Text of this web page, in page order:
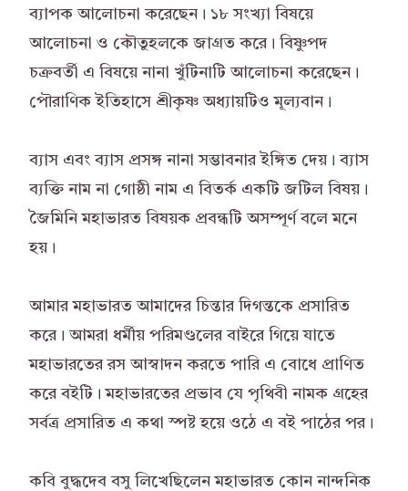
ব্যাপক আলোচনা করেছেন। ১৮ সংখ্যা বিষয়ে
আলোচনা ও কৌতুহলকে জাগ্রত করে। বিষ্ণুপদ
চক্রবর্তী এ বিষয়ে নানা খুঁটিনাটি আলোচনা করেছেন।
পৌরাণিক ইতিহাসে শ্রীকৃষ্ণ অধ্যায়টিও মূল্যবান।
ব্যাস এবং ব্যাস প্রসঙ্গ নানা সম্ভাবনার ইঙ্গিত দেয়। ব্যাস
ব্যক্তি নাম না গোষ্ঠী নাম এ বিতর্ক একটি জটিল বিষয়।
জৈমিনি মহাভারত বিষয়ক প্রবন্ধটি অসম্পূর্ণ বলে মনে
হয়।
আমার মহাভারত আমাদের চিন্তার দিগন্তকে প্রসারিত
করে। আমরা ধর্মীয় পরিমণ্ডলের বাইরে গিয়ে যাতে
মহাভারতের রস আস্বাদন করতে পারি এ বোধে প্রাণিত
করে বইটি। মহাভারতের প্রভাব যে পৃথিবী নামক গ্রহের
সর্বত্র প্রসারিত এ কথা স্পষ্ট হয়ে ওঠে এ বই পাঠের পর।
কবি বুদ্ধদেব বসু লিখেছিলেন মহাভারত কোন নান্দনিক